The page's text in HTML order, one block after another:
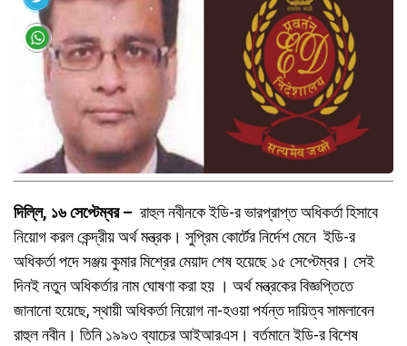
দিল্লি, ১৬ সেপ্টেম্বর – রাহুল নবীনকে ইডি-র ভারপ্রাপ্ত অধিকর্তা হিসাবে
নিয়োগ করল কেন্দ্রীয় অর্থ মন্ত্রক। সুপ্রিম কোর্টের নির্দেশ মেনে ইডি-র
অধিকর্তা পদে সঞ্জয় কুমার মিশ্রের মেয়াদ শেষ হয়েছে ১৫ সেপ্টেম্বর। সেই
দিনই নতুন অধিকর্তার নাম ঘোষণা করা হয় । অর্থ মন্ত্রকের বিজ্ঞপ্তিতে
জানানো হয়েছে, স্থায়ী অধিকর্তা নিয়োগ না-হওয়া পর্যন্ত দায়িত্ব সামলাবেন
রাহুল নবীন। তিনি ১৯৯৩ ব্যাচের আইআরএস। বর্তমানে ইডি-র বিশেষ